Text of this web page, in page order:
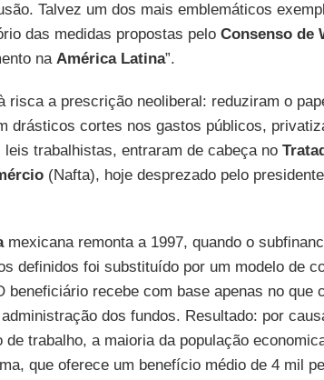
Talvez um dos mais emblemáticos
das medidas propostas pelo Consenso de
na América Latina”.
risca a prescrição neoliberal: reduziram o
drásticos cortes nos gastos públicos,
trabalhistas, entraram de cabeça no
(Nafta), hoje desprezado pelo
mexicana remonta a 1997, quando o
definidos foi substituído por um modelo de
beneficiário recebe com base apenas no que
dos fundos. Resultado: por
de trabalho, a maioria da população
que oferece um benefício médio de 4 mil